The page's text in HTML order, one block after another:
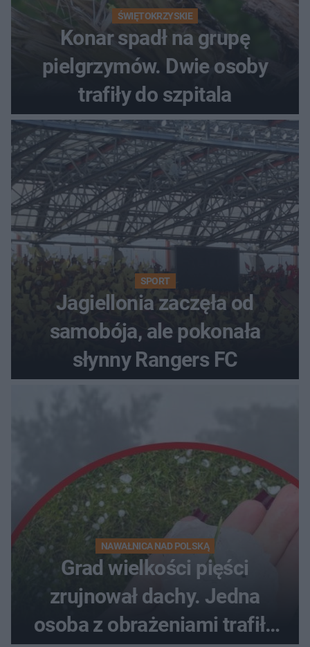
ŚWIĘTOKRZYSKIE
Konar spadł na grupę
pielgrzymów. Dwie osoby
trafiły do szpitala
SPORT
Jagiellonia zaczęła od
samobója, ale pokonała
słynny Rangers FC
NAWAŁNICA NAD POLSKĄ
Grad wielkości pięści
zrujnował dachy. Jedna
osoba z obrażeniami trafiła